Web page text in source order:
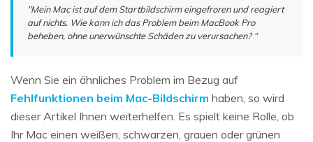
"Mein Mac ist auf dem Startbildschirm eingefroren und reagiert
auf nichts. Wie kann ich das Problem beim MacBook Pro
beheben, ohne unerwünschte Schäden zu verursachen? “
Wenn Sie ein ähnliches Problem im Bezug auf
Fehlfunktionen beim Mac-Bildschirm haben, so wird
dieser Artikel Ihnen weiterhelfen. Es spielt keine Rolle, ob
Ihr Mac einen weißen, schwarzen, grauen oder grünen